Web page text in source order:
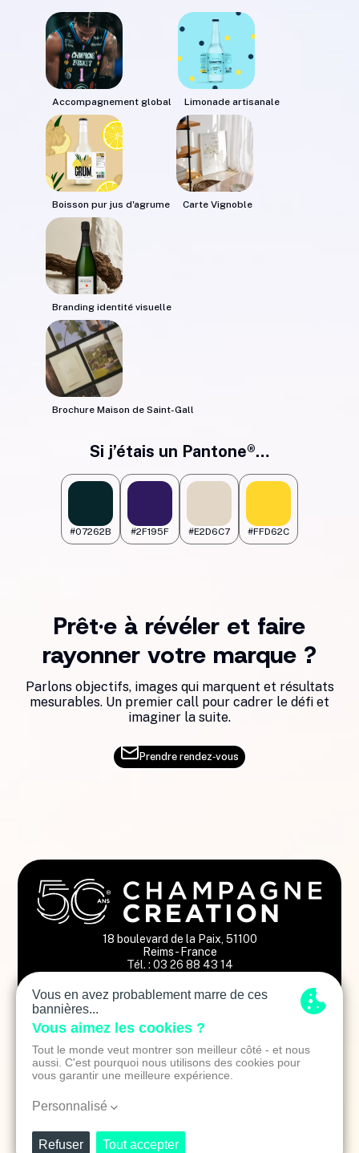
Un album ou un morceau qui te motive au
travail ?
Radio FIP
Quelles tendances de communication
décrivent le mieux ta manière de
communiquer au quotidien ?
Deux opposés : le Less is more & le branding
"responsive"
Accompagnement global Limonade artisanale
Boisson pur jus d'agrume Carte Vignoble
Branding identité visuelle
Brochure Maison de Saint-Gall
Si j’étais un Pantone®…
#07262B #2F195F #E2D6C7 #FFD62C
Prêt·e à révéler et faire
rayonner votre marque ?
Parlons objectifs, images qui marquent et résultats
mesurables. Un premier call pour cadrer le défi et
imaginer la suite.
Prendre rendez‑vous
18 boulevard de la Paix, 51100
Reims - France
Tél. : 03 26 88 43 14
Restez informés des tendances
Adresse email
Champagne Création. Nous nous engageons à ne jamais communiquer votre
email à des tiers.
Politique de confidentialité